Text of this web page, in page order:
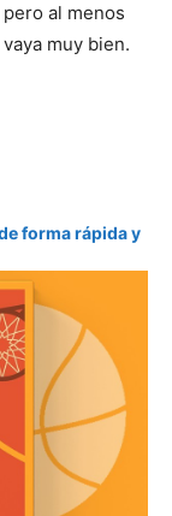
al menos
muy bien.
forma rápida y